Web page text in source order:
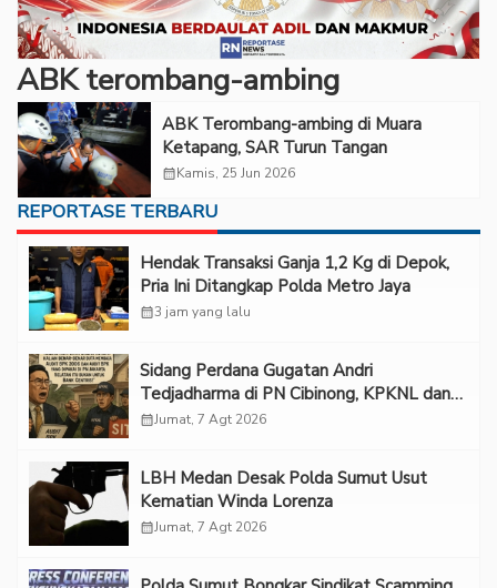
ABK terombang-ambing
ABK Terombang-ambing di Muara
Ketapang, SAR Turun Tangan
calendar_monthKamis, 25 Jun 2026
REPORTASE TERBARU
Hendak Transaksi Ganja 1,2 Kg di Depok,
Pria Ini Ditangkap Polda Metro Jaya
calendar_month3 jam yang lalu
Sidang Perdana Gugatan Andri
Tedjadharma di PN Cibinong, KPKNL dan
PUPN Mangkir
calendar_monthJumat, 7 Agt 2026
LBH Medan Desak Polda Sumut Usut
Kematian Winda Lorenza
calendar_monthJumat, 7 Agt 2026